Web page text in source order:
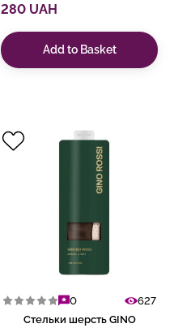
280 UAH
Add to Basket
0
627
Стельки шерсть GINO